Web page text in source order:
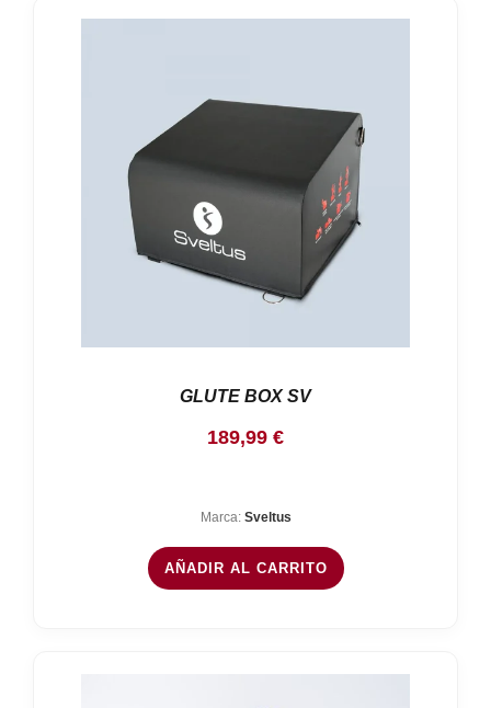
GLUTE BOX SV
189,99 €
Marca: Sveltus
AÑADIR AL CARRITO